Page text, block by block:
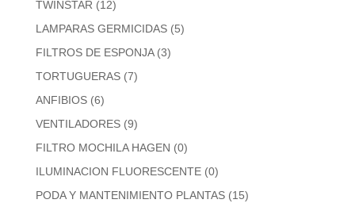
TWINSTAR (12)
LAMPARAS GERMICIDAS (5)
FILTROS DE ESPONJA (3)
TORTUGUERAS (7)
ANFIBIOS (6)
VENTILADORES (9)
FILTRO MOCHILA HAGEN (0)
ILUMINACION FLUORESCENTE (0)
PODA Y MANTENIMIENTO PLANTAS (15)